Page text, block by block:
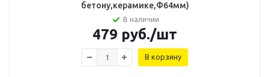
бетону,керамике,Ф64мм)
В наличии
479 руб./шт
В корзину